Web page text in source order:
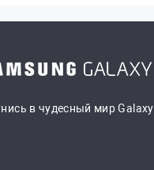
в чудесный мир Galaxy